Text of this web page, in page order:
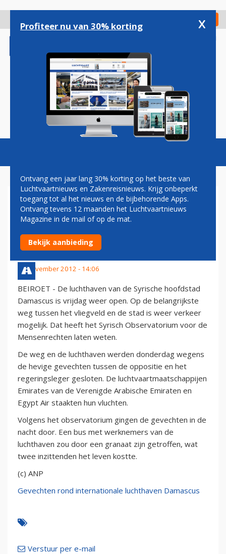
gaan
Check in
Magazine Podcasts Vacatures
'INTERNATIONALE
LUCHTHAVEN DAMASCUS
WEER OPEN'
30 november 2012 - 14:06
BEIROET - De luchthaven van de Syrische hoofdstad
Damascus is vrijdag weer open. Op de belangrijkste
weg tussen het vliegveld en de stad is weer verkeer
mogelijk. Dat heeft het Syrisch Observatorium voor de
Mensenrechten laten weten.
De weg en de luchthaven werden donderdag wegens
de hevige gevechten tussen de oppositie en het
regeringsleger gesloten. De luchtvaartmaatschappijen
Emirates van de Verenigde Arabische Emiraten en
Egypt Air staakten hun vluchten.
Volgens het observatorium gingen de gevechten in de
nacht door. Een bus met werknemers van de
luchthaven zou door een granaat zijn getroffen, wat
twee inzittenden het leven kostte.
(c) ANP
Gevechten rond internationale luchthaven Damascus
Verstuur per e-mail
Profiteer nu van 30% korting x
Ontvang een jaar lang 30% korting op het beste van
Luchtvaartnieuws en Zakenreisnieuws. Krijg onbeperkt
toegang tot al het nieuws en de bijbehorende Apps.
Ontvang tevens 12 maanden het Luchtvaartnieuws
Magazine in de mail of op de mat.
Bekijk aanbieding